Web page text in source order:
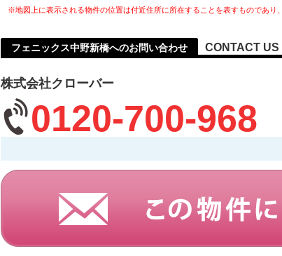
※地図上に表示される物件の位置は付近住所に所在することを表すものであり
フェニックス中野新橋へのお問い合わせ CONTACT US
株式会社クローバー
0120-700-968